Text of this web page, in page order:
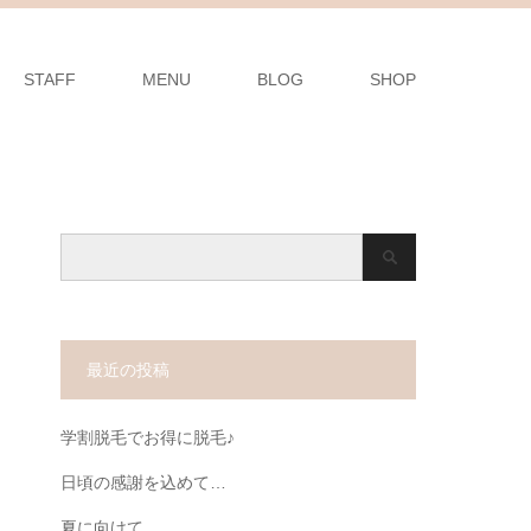
STAFF MENU BLOG SHOP
最近の投稿
学割脱毛でお得に脱毛♪
日頃の感謝を込めて…